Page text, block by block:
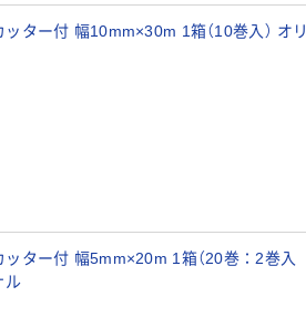
ター付 幅10mm×30m 1箱（10巻入） オリ
ター付 幅5mm×20m 1箱（20巻：2巻入
ル